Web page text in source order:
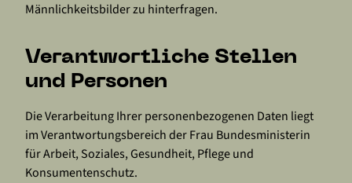
Männlichkeitsbilder zu hinterfragen.
Verantwortliche Stellen
und Personen
Die Verarbeitung Ihrer personenbezogenen Daten liegt
im Verantwortungsbereich der Frau Bundesministerin
für Arbeit, Soziales, Gesundheit, Pflege und
Konsumentenschutz.